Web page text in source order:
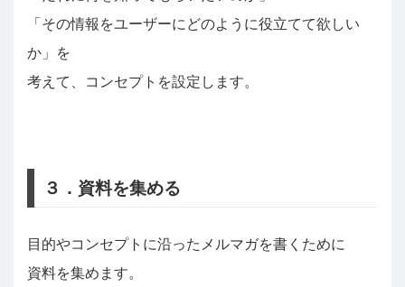
「その情報をユーザーにどのように役立てて欲しい
か」を
考えて、コンセプトを設定します。
３．資料を集める
目的やコンセプトに沿ったメルマガを書くために
資料を集めます。